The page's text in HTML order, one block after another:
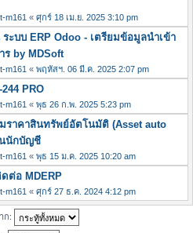
m161 « ศุกร์ 18 เม.ย. 2025 3:10 pm
ะบบ ERP Odoo - เตรียมข้อมูลนำเข้า
ร by MDSoft
m161 « พฤหัสฯ. 06 มี.ค. 2025 2:07 pm
PRO
m161 « พุธ 26 ก.พ. 2025 5:23 pm
ราคาสินทรัพย์อัตโนมัติ (Asset auto
นักบัญชี
m161 « พุธ 15 ม.ค. 2025 10:20 am
ต่อ MDERP
m161 « ศุกร์ 27 ธ.ค. 2024 4:12 pm
ก: